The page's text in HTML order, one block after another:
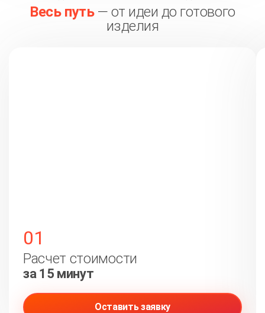
Весь путь— от идеи до готового
изделия
01
Расчет стоимости
за 15 минут
Оставить заявку